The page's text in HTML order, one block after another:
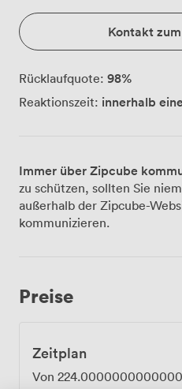
Kontakt
Rücklaufquote: 98%
Reaktionszeit: innerhalb
Immer über Zipcube
zu schützen, sollten Sie
außerhalb der Zipcube-
kommunizieren.
Preise
Zeitplan
Von